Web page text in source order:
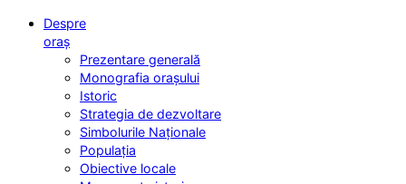
Despre
oraș
Prezentare generală
Monografia orașului
Istoric
Strategia de dezvoltare
Simbolurile Naționale
Populația
Obiective locale